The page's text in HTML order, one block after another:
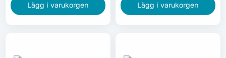
Lägg i varukorgen Lägg i varukorgen